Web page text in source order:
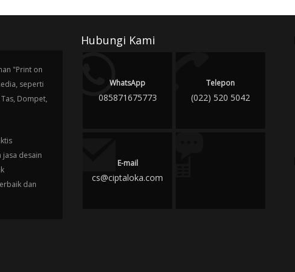
"Print on
seperti
Dompet,
jasa desain
dan
Hubungi Kami
WhatsApp
085871675773
Telepon
(022) 520 5042
E-mail
cs@ciptaloka.com